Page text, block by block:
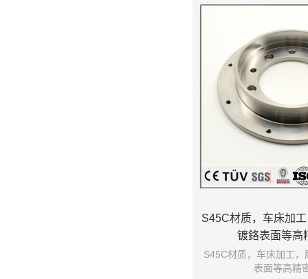
S45C材质，车床加
镀鉻表面等高
S45C材质，车床加工
表面等高精